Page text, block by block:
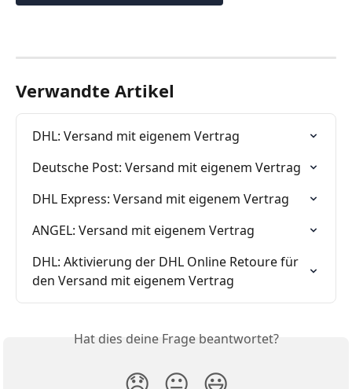
Verwandte Artikel
DHL: Versand mit eigenem Vertrag
Deutsche Post: Versand mit eigenem Vertrag
DHL Express: Versand mit eigenem Vertrag
ANGEL: Versand mit eigenem Vertrag
DHL: Aktivierung der DHL Online Retoure für
den Versand mit eigenem Vertrag
Hat dies deine Frage beantwortet?